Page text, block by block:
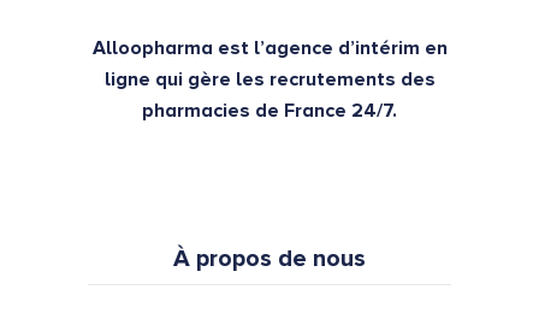
Alloopharma est l’agence d’intérim en
ligne qui gère les recrutements des
pharmacies de France 24/7.
À propos de nous